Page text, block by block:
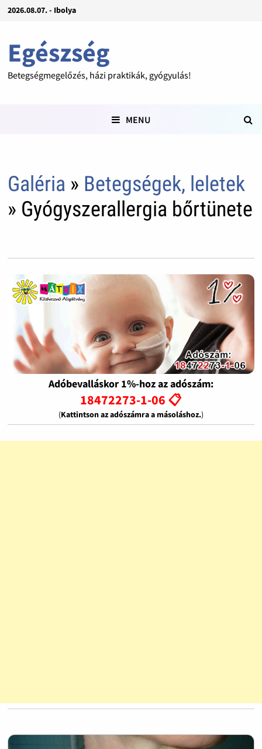
2026.08.07. - Ibolya
Egészség
Betegségmegelőzés, házi praktikák, gyógyulás!
MENU
Galéria » Betegségek, leletek
» Gyógyszerallergia bőrtünete
Adóbevalláskor 1%-hoz az adószám:
18472273-1-06 📋
(Kattintson az adószámra a másoláshoz.)